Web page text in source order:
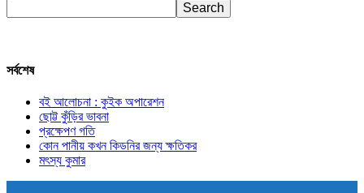
সর্বশেষ
বই আলোচনা : কুইক অপারেশন
ছোট্ট কুঁড়ির ভাবনা
প্রক্ষেপণ গতি
কোন পানীয় কখন কিডনির জন্য ক্ষতিকর
মৎস্য কুমার